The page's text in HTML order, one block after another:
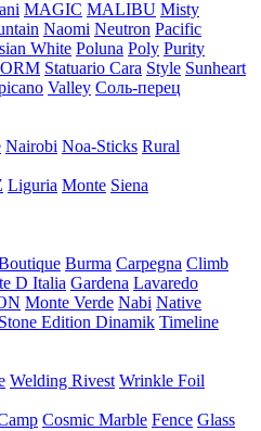
MAGIC MALIBU Misty
Naomi Neutron Pacific
White Poluna Poly Purity
Statuario Cara Style Sunheart
Valley Соль-перец
Nairobi Noa-Sticks Rural
Liguria Monte Siena
Burma Carpegna Climb
D Italia Gardena Lavaredo
Monte Verde Nabi Native
Stone Edition Dinamik Timeline
Welding Rivest Wrinkle Foil
Cosmic Marble Fence Glass